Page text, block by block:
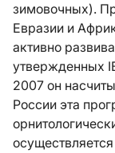
зимовочных).
Евразии и
активно
утвержденных
2007 он
России эта